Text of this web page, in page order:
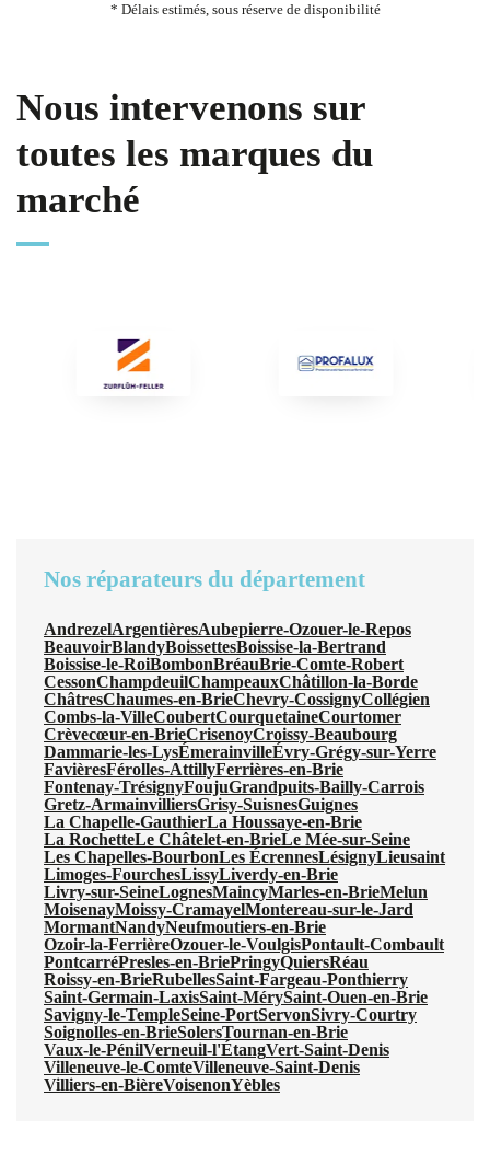
* Délais estimés, sous réserve de disponibilité
Nous intervenons sur
toutes les marques du
marché
Nos réparateurs du département
AndrezelArgentièresAubepierre-Ozouer-le-Repos
BeauvoirBlandyBoissettesBoissise-la-Bertrand
Boissise-le-RoiBombonBréauBrie-Comte-Robert
CessonChampdeuilChampeauxChâtillon-la-Borde
ChâtresChaumes-en-BrieChevry-CossignyCollégien
Combs-la-VilleCoubertCourquetaineCourtomer
Crèvecœur-en-BrieCrisenoyCroissy-Beaubourg
Dammarie-les-LysÉmerainvilleÉvry-Grégy-sur-Yerre
FavièresFérolles-AttillyFerrières-en-Brie
Fontenay-TrésignyFoujuGrandpuits-Bailly-Carrois
Gretz-ArmainvilliersGrisy-SuisnesGuignes
La Chapelle-GauthierLa Houssaye-en-Brie
La RochetteLe Châtelet-en-BrieLe Mée-sur-Seine
Les Chapelles-BourbonLes ÉcrennesLésignyLieusaint
Limoges-FourchesLissyLiverdy-en-Brie
Livry-sur-SeineLognesMaincyMarles-en-BrieMelun
MoisenayMoissy-CramayelMontereau-sur-le-Jard
MormantNandyNeufmoutiers-en-Brie
Ozoir-la-FerrièreOzouer-le-VoulgisPontault-Combault
PontcarréPresles-en-BriePringyQuiersRéau
Roissy-en-BrieRubellesSaint-Fargeau-Ponthierry
Saint-Germain-LaxisSaint-MérySaint-Ouen-en-Brie
Savigny-le-TempleSeine-PortServonSivry-Courtry
Soignolles-en-BrieSolersTournan-en-Brie
Vaux-le-PénilVerneuil-l'ÉtangVert-Saint-Denis
Villeneuve-le-ComteVilleneuve-Saint-Denis
Villiers-en-BièreVoisenonYèbles